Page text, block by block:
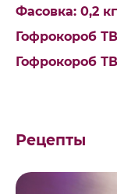
Фасовка: 0,2 кг
Гофрокороб
Гофрокороб
Рецепты